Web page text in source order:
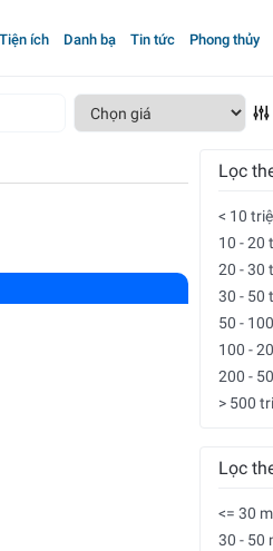
Tiện ích Danh bạ Tin tức Phong thủy
Lọc
< 10
10 - 20
20 - 30
30 - 50
50 -
100 -
200 -
> 500
Lọc
<= 30
30 - 50